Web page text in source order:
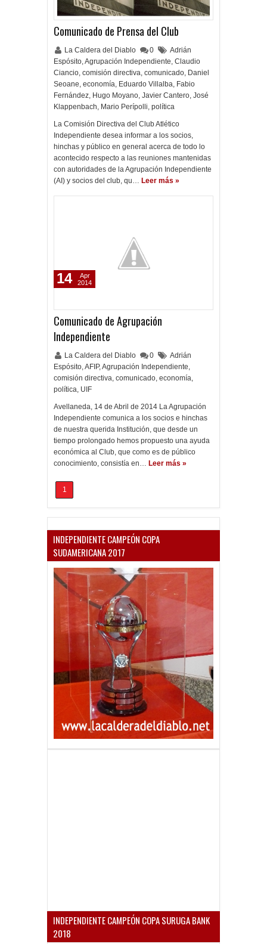
Comunicado de Prensa del Club
La Caldera del Diablo 0
Adrián
Espósito,Agrupación Independiente, Claudio
Ciancio, comisión directiva, comunicado, Daniel
Seoane, economía, Eduardo Villalba, Fabio
Fernández, Hugo Moyano, Javier Cantero, José
Klappenbach, Mario Perípolli, política
La Comisión Directiva del Club Atlético
Independiente desea informar a los socios,
hinchas y público en general acerca de todo lo
acontecido respecto a las reuniones mantenidas
con autoridades de la Agrupación Independiente
(AI) y socios del club, qu… Leer más »
Comunicado de Agrupación
Independiente
La Caldera del Diablo 0
Adrián
Espósito,AFIP,Agrupación Independiente,
comisión directiva, comunicado, economía,
política, UIF
Avellaneda, 14 de Abril de 2014 La Agrupación
Independiente comunica a los socios e hinchas
de nuestra querida Institución, que desde un
tiempo prolongado hemos propuesto una ayuda
económica al Club, que como es de público
conocimiento, consistía en… Leer más »
14
Apr
2014
1
INDEPENDIENTE CAMPEÓN COPA
SUDAMERICANA 2017
INDEPENDIENTE CAMPEÓN COPA SURUGA BANK
2018